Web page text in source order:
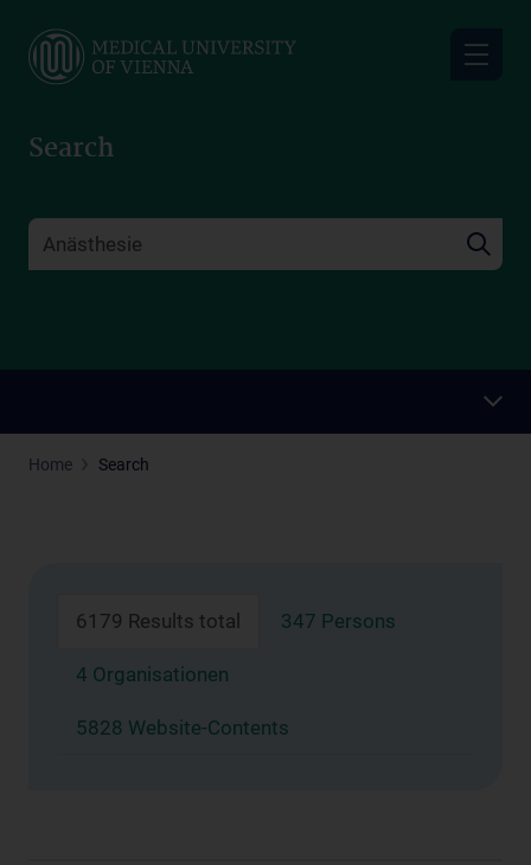
main
Search
Home Search
6179 Results total 347 Persons
4 Organisationen
5828 Website-Contents